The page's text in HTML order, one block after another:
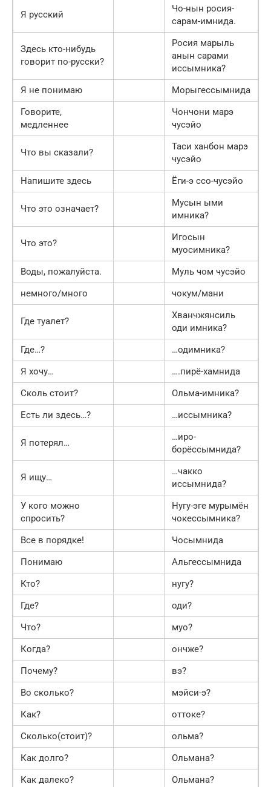
Я русский
Чо-нын росия-
сарам-имнида.
Здесь кто-нибудь
говорит по-русски?
Росия марыль
анын сарами
иссымника?
Я не понимаю
Морыгессымнида
Говорите,
медленнее
Чончони марэ
чусэйо
Что вы сказали?
Таси ханбон марэ
чусэйо
Напишите здесь
Ёги-э ссо-чусэйо
Что это означает?
Мусын ыми
имника?
Что это?
Игосын
муосимника?
Воды, пожалуйста.
Муль чом чусэйо
немного/много
чокум/мани
Где туалет?
Хванчжянсиль
оди имника?
Где…?
…одимника?
Я хочу…
….пирё-хамнида
Сколь стоит?
Ольма-имника?
Есть ли здесь…?
…иссымника?
Я потерял…
…иро-
борёссымнида?
Я ищу…
…чакко
иссымнида?
У кого можно
спросить?
Нугу-эге мурымён
чокессымника?
Все в порядке!
Чосымнида
Понимаю
Альгессымнида
Кто?
нугу?
Где?
оди?
Что?
муо?
Когда?
ончже?
Почему?
вэ?
Во сколько?
мэйси-э?
Как?
оттоке?
Сколько(стоит)?
ольма?
Как долго?
Ольмана?
Как далеко?
Ольмана?